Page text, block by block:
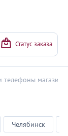
Статус заказа
телефоны
Челябинск